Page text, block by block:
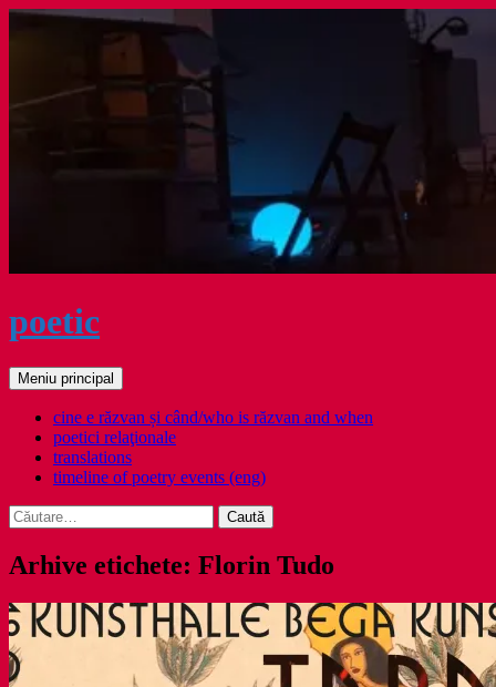
Sari
poetic
Caută
Meniu principal
cine e răzvan și când/who is răzvan and when
poetici relaţionale
translations
timeline of poetry events (eng)
Caută
după:
Arhive etichete: Florin Tudo